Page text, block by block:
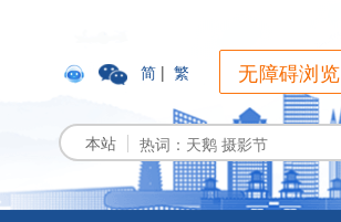
简 | 繁 无障碍浏览
本站